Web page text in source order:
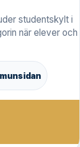
studentskylt i
när elever och